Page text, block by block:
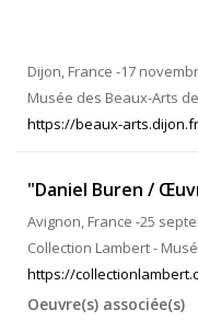
Dijon, France -17
Musée des Beaux-Arts
https://beaux-
"Daniel Buren /
Avignon, France -25
Collection Lambert -
https://
Oeuvre(s) associée(s)